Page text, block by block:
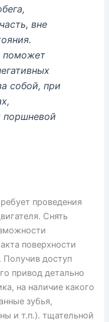
вне
поможет
собой, при
поршневой
проведения
Снять
поверхности
Получив доступ
привод детально
на наличие какого
зубья,
и т.п.). тщательной